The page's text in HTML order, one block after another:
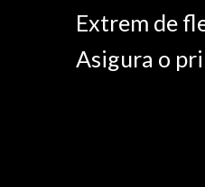
Extrem de
Asigura o